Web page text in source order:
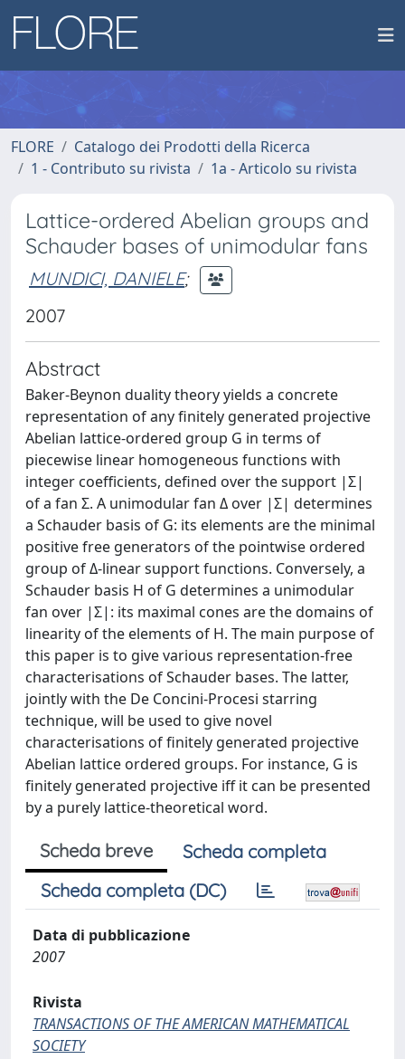
FLORE
Catalogo dei Prodotti della Ricerca
1 - Contributo su rivista
1a - Articolo su rivista
Lattice-ordered Abelian groups and
Schauder bases of unimodular fans
MUNDICI, DANIELE;
2007
Abstract
Baker-Beynon duality theory yields a concrete
representation of any finitely generated projective
Abelian lattice-ordered group G in terms of
piecewise linear homogeneous functions with
integer coefficients, defined over the support |Σ|
of a fan Σ. A unimodular fan Δ over |Σ| determines
a Schauder basis of G: its elements are the minimal
positive free generators of the pointwise ordered
group of Δ-linear support functions. Conversely, a
Schauder basis H of G determines a unimodular
fan over |Σ|: its maximal cones are the domains of
linearity of the elements of H. The main purpose of
this paper is to give various representation-free
characterisations of Schauder bases. The latter,
jointly with the De Concini-Procesi starring
technique, will be used to give novel
characterisations of finitely generated projective
Abelian lattice ordered groups. For instance, G is
finitely generated projective iff it can be presented
by a purely lattice-theoretical word.
Scheda breve
Scheda completa
Scheda completa (DC)
Data di pubblicazione
2007
Rivista
TRANSACTIONS OF THE AMERICAN MATHEMATICAL
SOCIETY